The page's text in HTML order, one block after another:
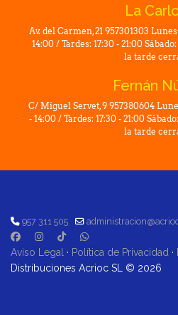
La
Av. del Carmen, 21 957301303
14:00 / Tardes: 17:30 - 21:00
la tarde
Fernán
C/ Miguel Servet, 9 957380604
- 14:00 / Tardes: 17:30 - 21:00
la tarde
957 311 505
Aviso Legal · Política de Privacidad ·
Distribuciones Acrioc SL © 2026